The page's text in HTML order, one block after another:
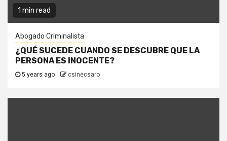
1 min read
Abogado Criminalista
¿QUÉ SUCEDE CUANDO SE DESCUBRE QUE LA
PERSONA ES INOCENTE?
5 years ago csinecsaro